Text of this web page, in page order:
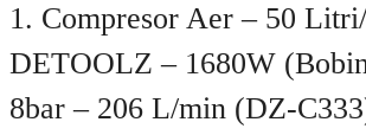
1. Compresor Aer – 50
DETOOLZ – 1680W
8bar – 206 L/min (DZ-